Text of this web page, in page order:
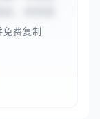
。你的回
免费复制